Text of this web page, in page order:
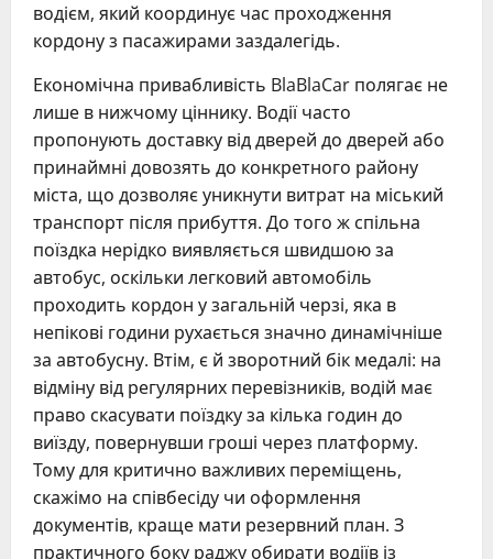
водієм, який координує час проходження
кордону з пасажирами заздалегідь.
Економічна привабливість BlaBlaCar полягає не
лише в нижчому ціннику. Водії часто
пропонують доставку від дверей до дверей або
принаймні довозять до конкретного району
міста, що дозволяє уникнути витрат на міський
транспорт після прибуття. До того ж спільна
поїздка нерідко виявляється швидшою за
автобус, оскільки легковий автомобіль
проходить кордон у загальній черзі, яка в
непікові години рухається значно динамічніше
за автобусну. Втім, є й зворотний бік медалі: на
відміну від регулярних перевізників, водій має
право скасувати поїздку за кілька годин до
виїзду, повернувши гроші через платформу.
Тому для критично важливих переміщень,
скажімо на співбесіду чи оформлення
документів, краще мати резервний план. З
практичного боку раджу обирати водіїв із